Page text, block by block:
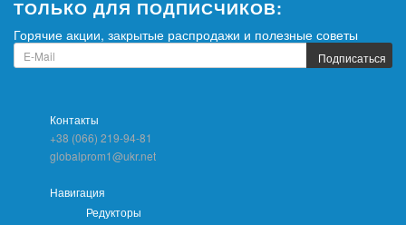
ТОЛЬКО ДЛЯ ПОДПИСЧИКОВ:
Горячие акции, закрытые распродажи и полезные советы
Подписаться
Контакты
+38 (066) 219-94-81
globalprom1@ukr.net
Навигация
Редукторы